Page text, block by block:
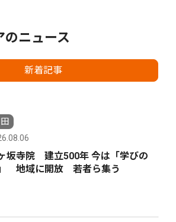
のニュース
新着記事
坂寺院 建立500年 今は「学びの
地域に開放 若者ら集う